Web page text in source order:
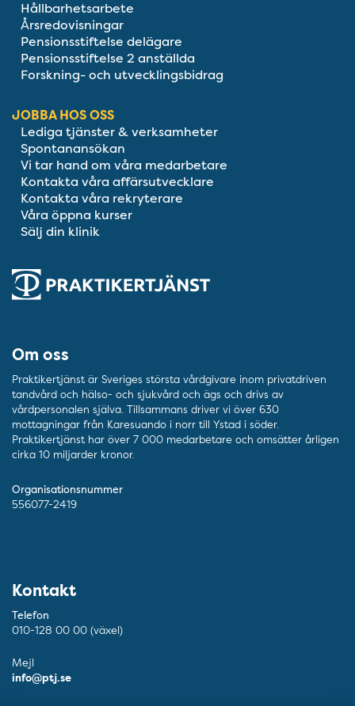
Hållbarhetsarbete
Årsredovisningar
Pensionsstiftelse delägare
Pensionsstiftelse 2 anställda
Forskning- och utvecklingsbidrag
JOBBA HOS OSS
Lediga tjänster & verksamheter
Spontanansökan
Vi tar hand om våra medarbetare
Kontakta våra affärsutvecklare
Kontakta våra rekryterare
Våra öppna kurser
Sälj din klinik
Om oss
Praktikertjänst är Sveriges största vårdgivare inom privatdriven
tandvård och hälso- och sjukvård och ägs och drivs av
vårdpersonalen själva. Tillsammans driver vi över 630
mottagningar från Karesuando i norr till Ystad i söder.
Praktikertjänst har över 7 000 medarbetare och omsätter årligen
cirka 10 miljarder kronor.
Organisationsnummer
556077-2419
Kontakt
Telefon
010-128 00 00 (växel)
Mejl
info@ptj.se